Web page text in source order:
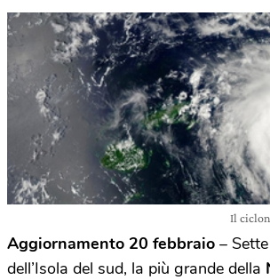
Il
Aggiornamento 20 febbraio –
dell’Isola del sud, la più grande della